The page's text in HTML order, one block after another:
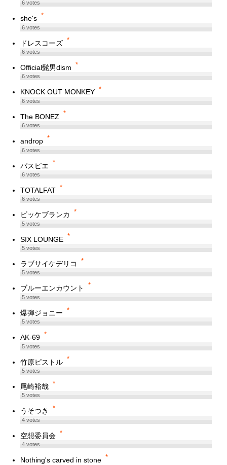
6votes
she's *
6votes
ドレスコーズ *
6votes
Official髭男dism *
6votes
KNOCK OUT MONKEY *
6votes
The BONEZ *
6votes
androp *
6votes
パスピエ *
6votes
TOTALFAT *
6votes
ビッケブランカ *
5votes
SIX LOUNGE *
5votes
ラブサイケデリコ *
5votes
ブルーエンカウント *
5votes
爆弾ジョニー *
5votes
AK-69 *
5votes
竹原ピストル *
5votes
尾崎裕哉 *
5votes
うそつき *
4votes
空想委員会 *
4votes
Nothing's carved in stone *